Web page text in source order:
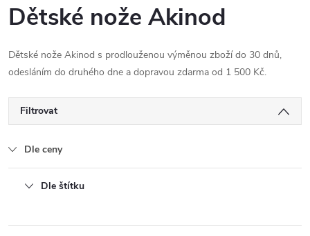
Dětské nože Akinod
Dětské nože Akinod s prodlouženou výměnou zboží do 30 dnů,
odesláním do druhého dne a dopravou zdarma od 1 500 Kč.
Filtrovat
Dle ceny
Dle štítku